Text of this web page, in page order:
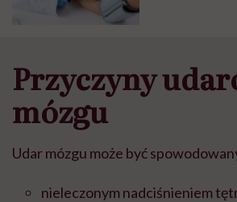
Przyczyny
mózgu
Udar mózgu może być
nieleczonym nadciśnieniem tę